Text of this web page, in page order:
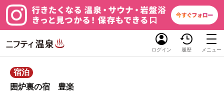
ログイン 履歴 メニュー
宿泊
囲炉裏の宿 豊楽